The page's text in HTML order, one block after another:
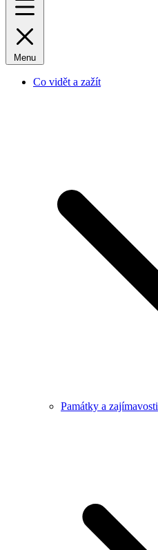
Menu
Co vidět a zažít
Památky a zajímavosti